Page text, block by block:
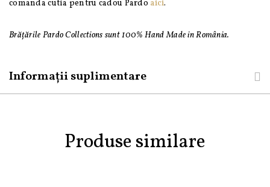
comanda cutia pentru cadou Pardo aici.
Brățările Pardo Collections sunt 100% Hand Made in România.
Informații suplimentare
Produse similare